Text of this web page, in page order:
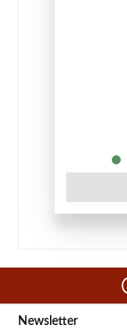
Newsletter